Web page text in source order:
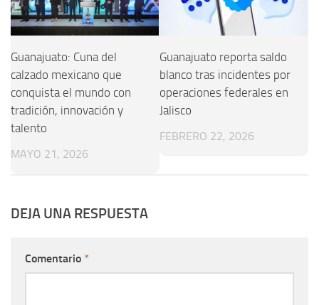
Guanajuato: Cuna del
calzado mexicano que
conquista el mundo con
tradición, innovación y
talento
MAYO 21, 2026
Guanajuato reporta saldo
blanco tras incidentes por
operaciones federales en
Jalisco
FEBRERO 22, 2026
DEJA UNA RESPUESTA
Comentario *